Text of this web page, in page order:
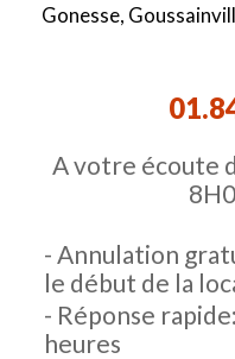
Gonesse,
Champigny sur
Cachan, Charenton
Marne, Chevilly
sur Marne, Orly,
des Fosses, Sucy en
Villejuif, Villeneuve le
Georges)
A votre écoute
- Annulation
le début de la
- Réponse
heures